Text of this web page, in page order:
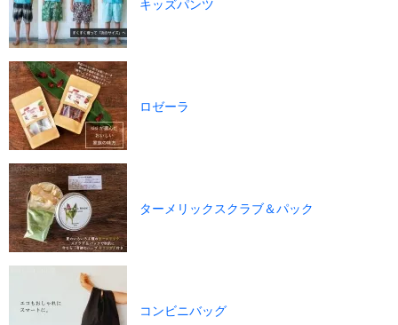
キッズパンツ
ロゼーラ
ターメリックスクラブ＆パック
コンビニバッグ